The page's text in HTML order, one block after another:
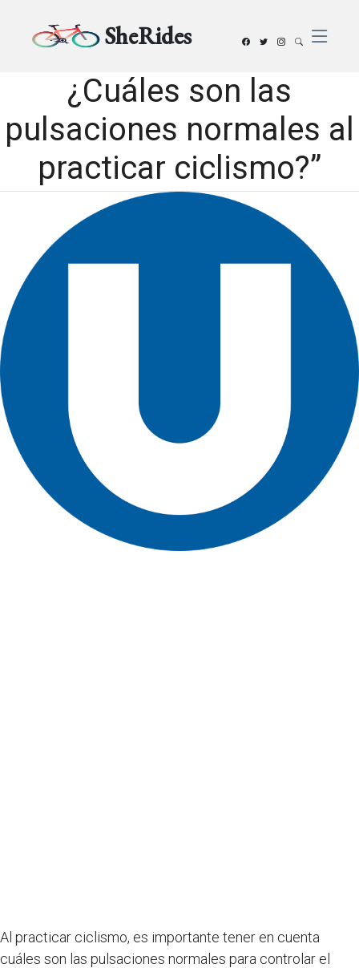
SheRides
¿Cuáles son las
pulsaciones normales al
practicar ciclismo?”
Al practicar ciclismo, es importante tener en cuenta
cuáles son las pulsaciones normales para controlar el